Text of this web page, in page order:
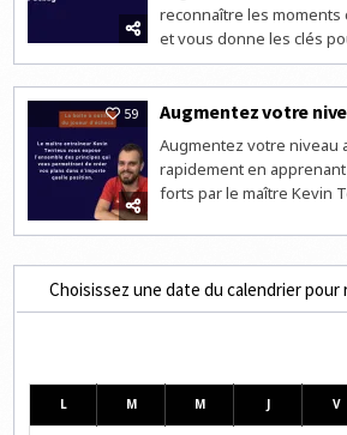
reconnaître les
et vous donne les clés
59 Augmentez votre
Augmentez votre niveau
rapidement en
forts par le maître Kevin
Choisissez une date du calendrier
L M M J V